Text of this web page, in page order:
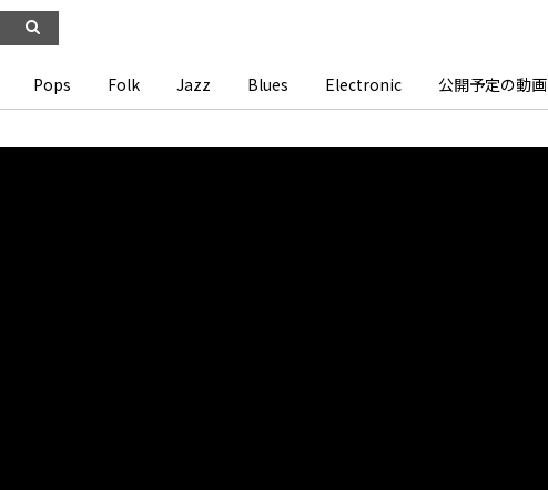
Pops Folk Jazz Blues Electronic 公開予定の動画